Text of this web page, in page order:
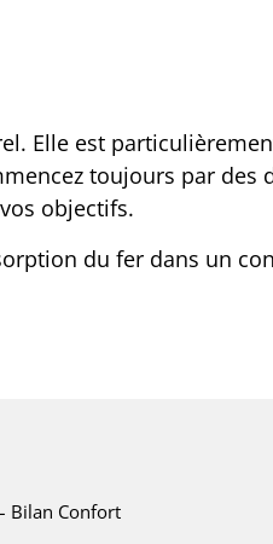
Elle est
toujours par des
objectifs.
du fer dans un
Bilan Confort